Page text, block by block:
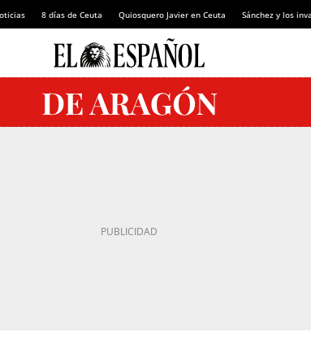
8 días de Ceuta Quiosquero Javier en Ceuta Sánchez y los